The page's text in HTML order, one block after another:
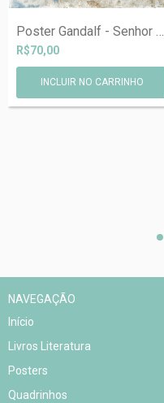
Poster Gandalf - Senhor dos Anéis
R$70,00
NAVEGAÇÃO
Início
Livros Literatura
Posters
Quadrinhos